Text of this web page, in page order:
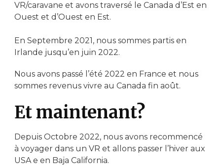
VR/caravane et avons traversé le Canada d’Est en
Ouest et d’Ouest en Est.
En Septembre 2021, nous sommes partis en
Irlande jusqu’en juin 2022.
Nous avons passé l’été 2022 en France et nous
sommes revenus vivre au Canada fin août.
Et maintenant?
Depuis Octobre 2022, nous avons recommencé
à voyager dans un VR et allons passer l’hiver aux
USA e en Baja California.